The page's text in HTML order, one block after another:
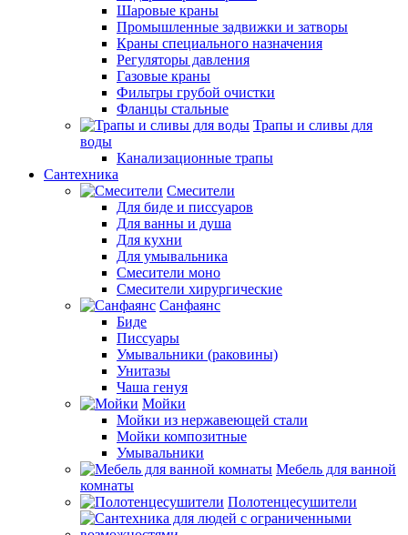
Шаровые краны
Промышленные задвижки и затворы
Краны специального назначения
Регуляторы давления
Газовые краны
Фильтры грубой очистки
Фланцы стальные
Трапы и сливы для
воды
Канализационные трапы
Сантехника
Смесители
Для биде и писсуаров
Для ванны и душа
Для кухни
Для умывальника
Смесители моно
Смесители хирургические
Санфаянс
Биде
Писсуары
Умывальники (раковины)
Унитазы
Чаша генуя
Мойки
Мойки из нержавеющей стали
Мойки композитные
Умывальники
Мебель для ванной
комнаты
Полотенцесушители